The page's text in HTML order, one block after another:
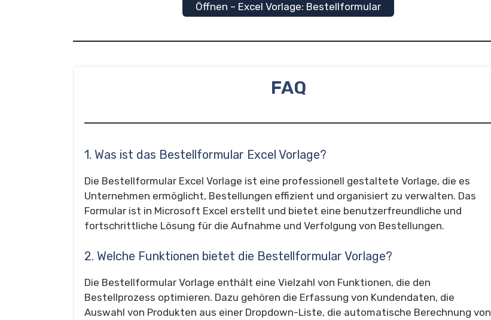
Öffnen – Excel Vorlage: Bestellformular
FAQ
1. Was ist das Bestellformular Excel Vorlage?
Die Bestellformular Excel Vorlage ist eine professionell gestaltete Vorlage, die es
Unternehmen ermöglicht, Bestellungen effizient und organisiert zu verwalten. Das
Formular ist in Microsoft Excel erstellt und bietet eine benutzerfreundliche und
fortschrittliche Lösung für die Aufnahme und Verfolgung von Bestellungen.
2. Welche Funktionen bietet die Bestellformular Vorlage?
Die Bestellformular Vorlage enthält eine Vielzahl von Funktionen, die den
Bestellprozess optimieren. Dazu gehören die Erfassung von Kundendaten, die
Auswahl von Produkten aus einer Dropdown-Liste, die automatische Berechnung von